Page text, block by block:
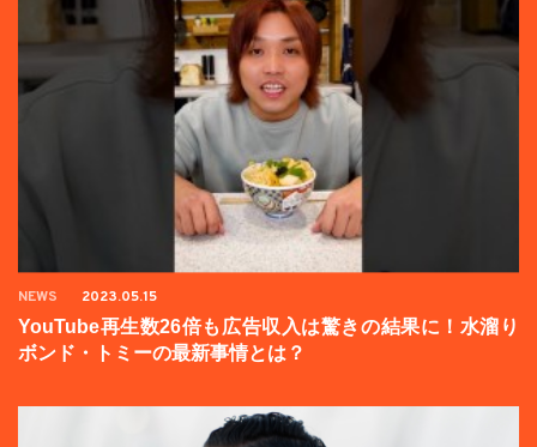
NEWS 2023.05.15
YouTube再生数26倍も広告収入は驚きの結果に！水溜り
ボンド・トミーの最新事情とは？